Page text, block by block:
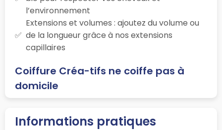
l’environnement
Extensions et volumes : ajoutez du volume ou
de la longueur grâce à nos extensions
capillaires
Coiffure Créa-tifs ne coiffe pas à
domicile
Informations pratiques